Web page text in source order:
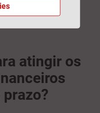
80 euros por
euros por mês em
atingir os